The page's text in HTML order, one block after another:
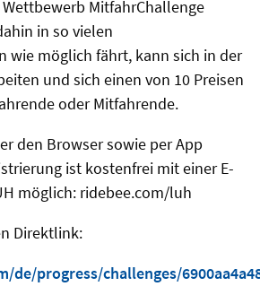
MitfahrChallenge
in so vielen
wie möglich fährt, kann sich in der
und sich einen von 10 Preisen
oder Mitfahrende.
den Browser sowie per App
ist kostenfrei mit einer E-
möglich: ridebee.com/luh
Direktlink:
de/progress/challenges/